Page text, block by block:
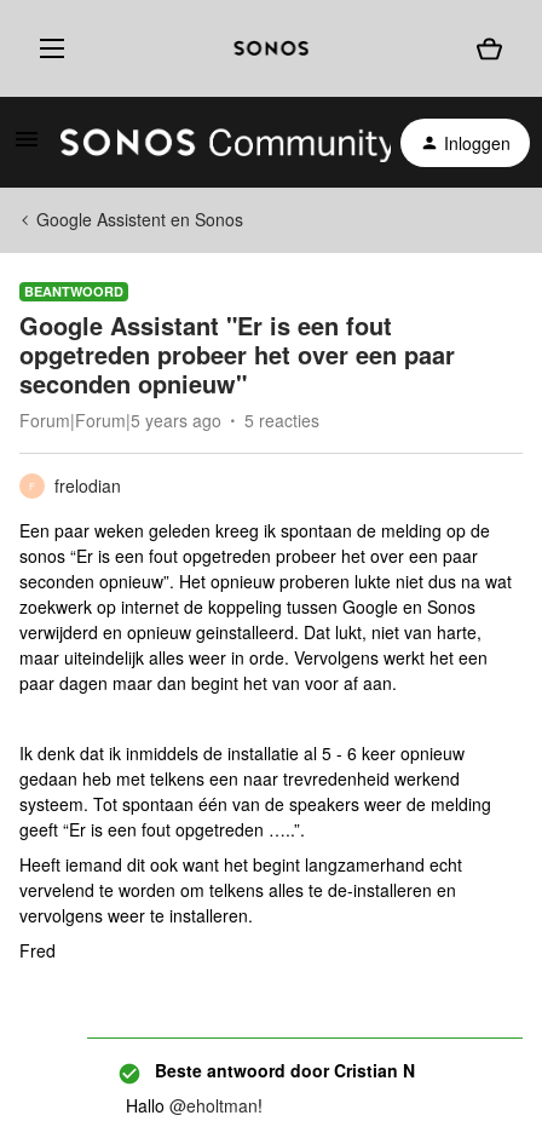
Inloggen
Google Assistent en Sonos
BEANTWOORD
Google Assistant "Er is een fout
opgetreden probeer het over een paar
seconden opnieuw"
Forum|Forum|5 years ago 5 reacties
F
frelodian
Een paar weken geleden kreeg ik spontaan de melding op de
sonos “Er is een fout opgetreden probeer het over een paar
seconden opnieuw”. Het opnieuw proberen lukte niet dus na wat
zoekwerk op internet de koppeling tussen Google en Sonos
verwijderd en opnieuw geinstalleerd. Dat lukt, niet van harte,
maar uiteindelijk alles weer in orde. Vervolgens werkt het een
paar dagen maar dan begint het van voor af aan.
Ik denk dat ik inmiddels de installatie al 5 - 6 keer opnieuw
gedaan heb met telkens een naar trevredenheid werkend
systeem. Tot spontaan één van de speakers weer de melding
geeft “Er is een fout opgetreden …..”.
Heeft iemand dit ook want het begint langzamerhand echt
vervelend te worden om telkens alles te de-installeren en
vervolgens weer te installeren.
Fred
Beste antwoord doorCristian N
Hallo @eholtman!